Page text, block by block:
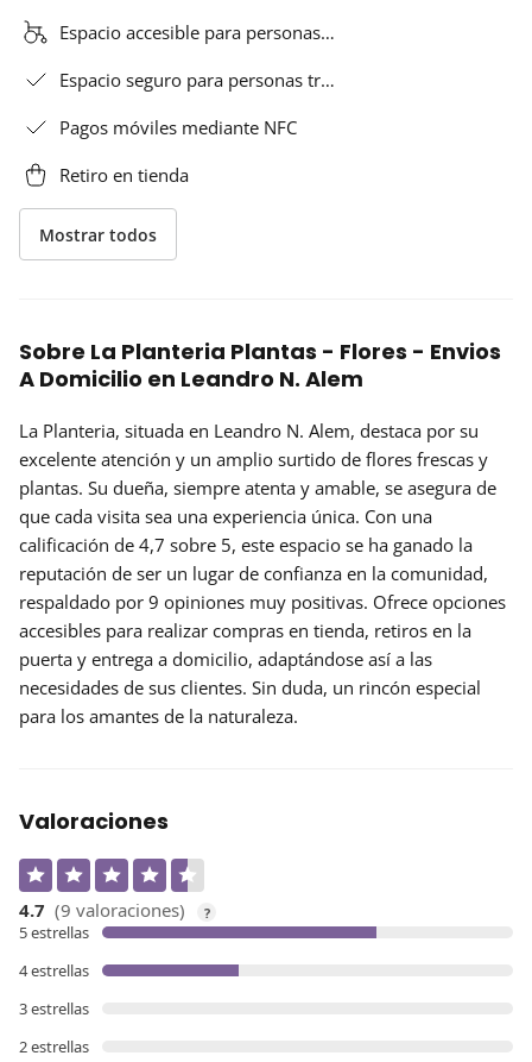
Espacio accesible para personas…
Espacio seguro para personas tr…
Pagos móviles mediante NFC
Retiro en tienda
Mostrar todos
Sobre La Planteria Plantas - Flores - Envios
A Domicilio en Leandro N. Alem
La Planteria, situada en Leandro N. Alem, destaca por su
excelente atención y un amplio surtido de flores frescas y
plantas. Su dueña, siempre atenta y amable, se asegura de
que cada visita sea una experiencia única. Con una
calificación de 4,7 sobre 5, este espacio se ha ganado la
reputación de ser un lugar de confianza en la comunidad,
respaldado por 9 opiniones muy positivas. Ofrece opciones
accesibles para realizar compras en tienda, retiros en la
puerta y entrega a domicilio, adaptándose así a las
necesidades de sus clientes. Sin duda, un rincón especial
para los amantes de la naturaleza.
Valoraciones
4.7 (9 valoraciones) ?
5 estrellas
4 estrellas
3 estrellas
2 estrellas